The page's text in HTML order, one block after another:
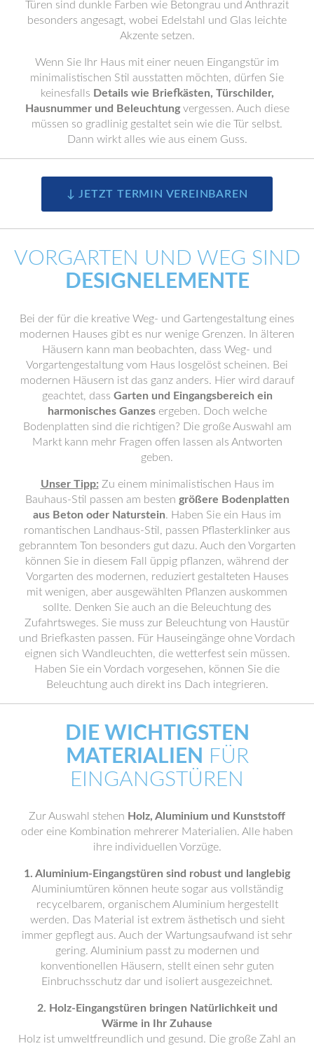
Türen sind dunkle Farben wie Betongrau und Anthrazit
besonders angesagt, wobei Edelstahl und Glas leichte
Akzente setzen.
Wenn Sie Ihr Haus mit einer neuen Eingangstür im
minimalistischen Stil ausstatten möchten, dürfen Sie
keinesfalls Details wie Briefkästen, Türschilder,
Hausnummer und Beleuchtungvergessen. Auch diese
müssen so gradlinig gestaltet sein wie die Tür selbst.
Dann wirkt alles wie aus einem Guss.
↓ JETZT TERMIN VEREINBAREN
VORGARTEN UND WEG SIND
DESIGNELEMENTE
Bei der für die kreative Weg- und Gartengestaltung eines
modernen Hauses gibt es nur wenige Grenzen. In älteren
Häusern kann man beobachten, dass Weg- und
Vorgartengestaltung vom Haus losgelöst scheinen. Bei
modernen Häusern ist das ganz anders. Hier wird darauf
geachtet, dass Garten und Eingangsbereich ein
harmonisches Ganzesergeben. Doch welche
Bodenplatten sind die richtigen? Die große Auswahl am
Markt kann mehr Fragen offen lassen als Antworten
geben.
Unser Tipp: Zu einem minimalistischen Haus im
Bauhaus-Stil passen am besten größere Bodenplatten
aus Beton oder Naturstein. Haben Sie ein Haus im
romantischen Landhaus-Stil, passen Pflasterklinker aus
gebranntem Ton besonders gut dazu. Auch den Vorgarten
können Sie in diesem Fall üppig pflanzen, während der
Vorgarten des modernen, reduziert gestalteten Hauses
mit wenigen, aber ausgewählten Pflanzen auskommen
sollte. Denken Sie auch an die Beleuchtung des
Zufahrtsweges. Sie muss zur Beleuchtung von Haustür
und Briefkasten passen. Für Hauseingänge ohne Vordach
eignen sich Wandleuchten, die wetterfest sein müssen.
Haben Sie ein Vordach vorgesehen, können Sie die
Beleuchtung auch direkt ins Dach integrieren.
DIE WICHTIGSTEN
MATERIALIEN FÜR
EINGANGSTÜREN
Zur Auswahl stehen Holz, Aluminium und Kunststoff
oder eine Kombination mehrerer Materialien. Alle haben
ihre individuellen Vorzüge.
1. Aluminium-Eingangstüren sind robust und langlebig
Aluminiumtüren können heute sogar aus vollständig
recycelbarem, organischem Aluminium hergestellt
werden. Das Material ist extrem ästhetisch und sieht
immer gepflegt aus. Auch der Wartungsaufwand ist sehr
gering. Aluminium passt zu modernen und
konventionellen Häusern, stellt einen sehr guten
Einbruchsschutz dar und isoliert ausgezeichnet.
2. Holz-Eingangstüren bringen Natürlichkeit und
Wärme in Ihr Zuhause
Holz ist umweltfreundlich und gesund. Die große Zahl an